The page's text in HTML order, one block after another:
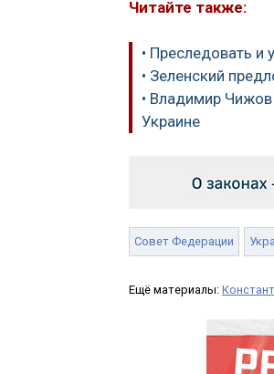
Читайте также:
• Преследовать и
• Зеленский
• Владимир
Украине
Совет Федерации
Ещё материалы: